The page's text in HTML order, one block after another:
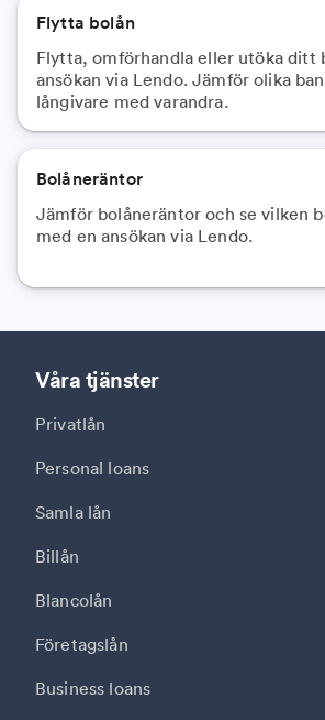
Flytta bolån
Flytta, omförhandla eller utöka ditt
ansökan via Lendo. Jämför olika
långivare med varandra.
Bolåneräntor
Jämför bolåneräntor och se vilken
med en ansökan via Lendo.
Våra tjänster
Privatlån
Personal loans
Samla lån
Billån
Blancolån
Företagslån
Business loans